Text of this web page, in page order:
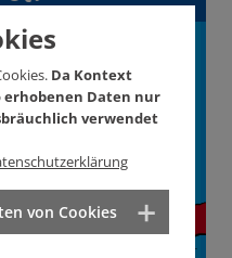
Sie
Jetzt!
Da Kontext
erhobenen Daten nur
verwendet
von Cookies